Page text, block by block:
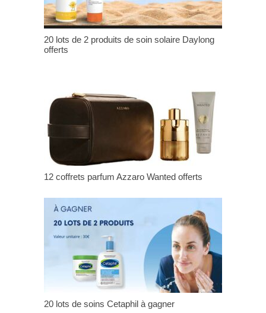
20 lots de 2 produits de soin solaire Daylong
offerts
12 coffrets parfum Azzaro Wanted offerts
20 lots de soins Cetaphil à gagner